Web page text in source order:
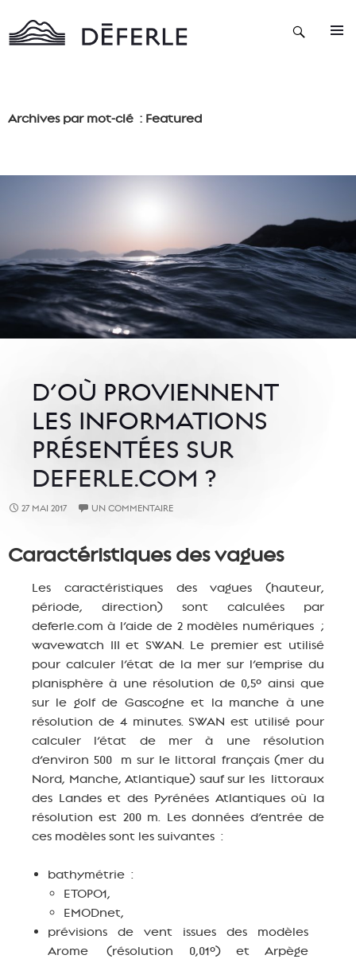
ALLER
AU
Archives par mot-clé : Featured
D’OÙ PROVIENNENT
LES INFORMATIONS
PRÉSENTÉES SUR
DEFERLE.COM ?
27 MAI 2017 UN COMMENTAIRE
Caractéristiques des vagues
Les caractéristiques des vagues (hauteur,
période, direction) sont calculées par
deferle.com à l’aide de 2 modèles numériques ;
wavewatch III et SWAN. Le premier est utilisé
pour calculer l’état de la mer sur l’emprise du
planisphère à une résolution de 0,5° ainsi que
sur le golf de Gascogne et la manche à une
résolution de 4 minutes. SWAN est utilisé pour
calculer l’état de mer à une résolution
d’environ 500 m sur le littoral français (mer du
Nord, Manche, Atlantique) sauf sur les littoraux
des Landes et des Pyrénées Atlantiques où la
résolution est 200 m. Les données d’entrée de
ces modèles sont les suivantes :
bathymétrie :
ETOPO1,
EMODnet,
prévisions de vent issues des modèles
Arome (résolution 0,01°) et Arpège